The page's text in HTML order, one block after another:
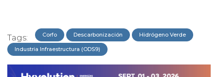
Tags: Corfo Descarbonización Hidrógeno Verde
Industria Infraestructura (ODS9)